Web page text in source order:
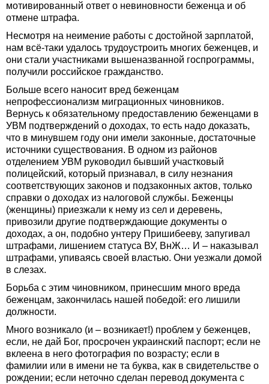
мотивированный ответ о невиновности беженца и об
отмене штрафа.
Несмотря на неимение работы с достойной зарплатой,
нам всё-таки удалось трудоустроить многих беженцев, и
они стали участниками вышеназванной госпрограммы,
получили российское гражданство.
Больше всего наносит вред беженцам
непрофессионализм миграционных чиновников.
Вернусь к обязательному предоставлению беженцами в
УВМ подтверждений о доходах, то есть надо доказать,
что в минувшем году они имели законные, достаточные
источники существования. В одном из районов
отделением УВМ руководил бывший участковый
полицейский, который признавал, в силу незнания
соответствующих законов и подзаконных актов, только
справки о доходах из налоговой службы. Беженцы
(женщины) приезжали к нему из сел и деревень,
привозили другие подтверждающие документы о
доходах, а он, подобно унтеру Пришибееву, запугивал
штрафами, лишением статуса ВУ, ВнЖ… И – наказывал
штрафами, упиваясь своей властью. Они уезжали домой
в слезах.
Борьба с этим чиновником, принесшим много вреда
беженцам, закончилась нашей победой: его лишили
должности.
Много возникало (и – возникает!) проблем у беженцев,
если, не дай Бог, просрочен украинский паспорт; если не
вклеена в него фотография по возрасту; если в
фамилии или в имени не та буква, как в свидетельстве о
рождении; если неточно сделан перевод документа с